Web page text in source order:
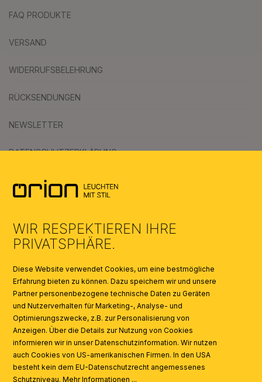
FAQ PRODUKTE
VERSAND
WIDERRUFSBELEHRUNG
RÜCKSENDUNGEN
NEWSLETTER
DATENSCHUTZERKLÄRUNG
KATALOGE
AI
WIR RESPEKTIEREN IHRE
PRIVATSPHÄRE.
Diese Website verwendet Cookies, um eine bestmögliche
Erfahrung bieten zu können. Dazu speichern wir und unsere
Partner personenbezogene technische Daten zu Geräten
und Nutzerverhalten für Marketing-, Analyse- und
Optimierungszwecke, z.B. zur Personalisierung von
Anzeigen. Über die Details zur Nutzung von Cookies
informieren wir in unser Datenschutzinformation. Wir nutzen
auch Cookies von US-amerikanischen Firmen. In den USA
besteht kein dem EU-Datenschutzrecht angemessenes
Schutzniveau.Mehr Informationen ...